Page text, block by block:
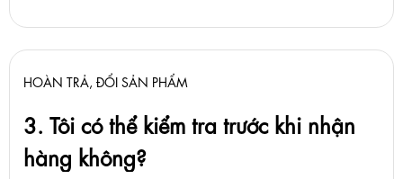
HOÀN TRẢ, ĐỔI SẢN PHẨM
3. Tôi có thể kiểm tra trước khi nhận
hàng không?